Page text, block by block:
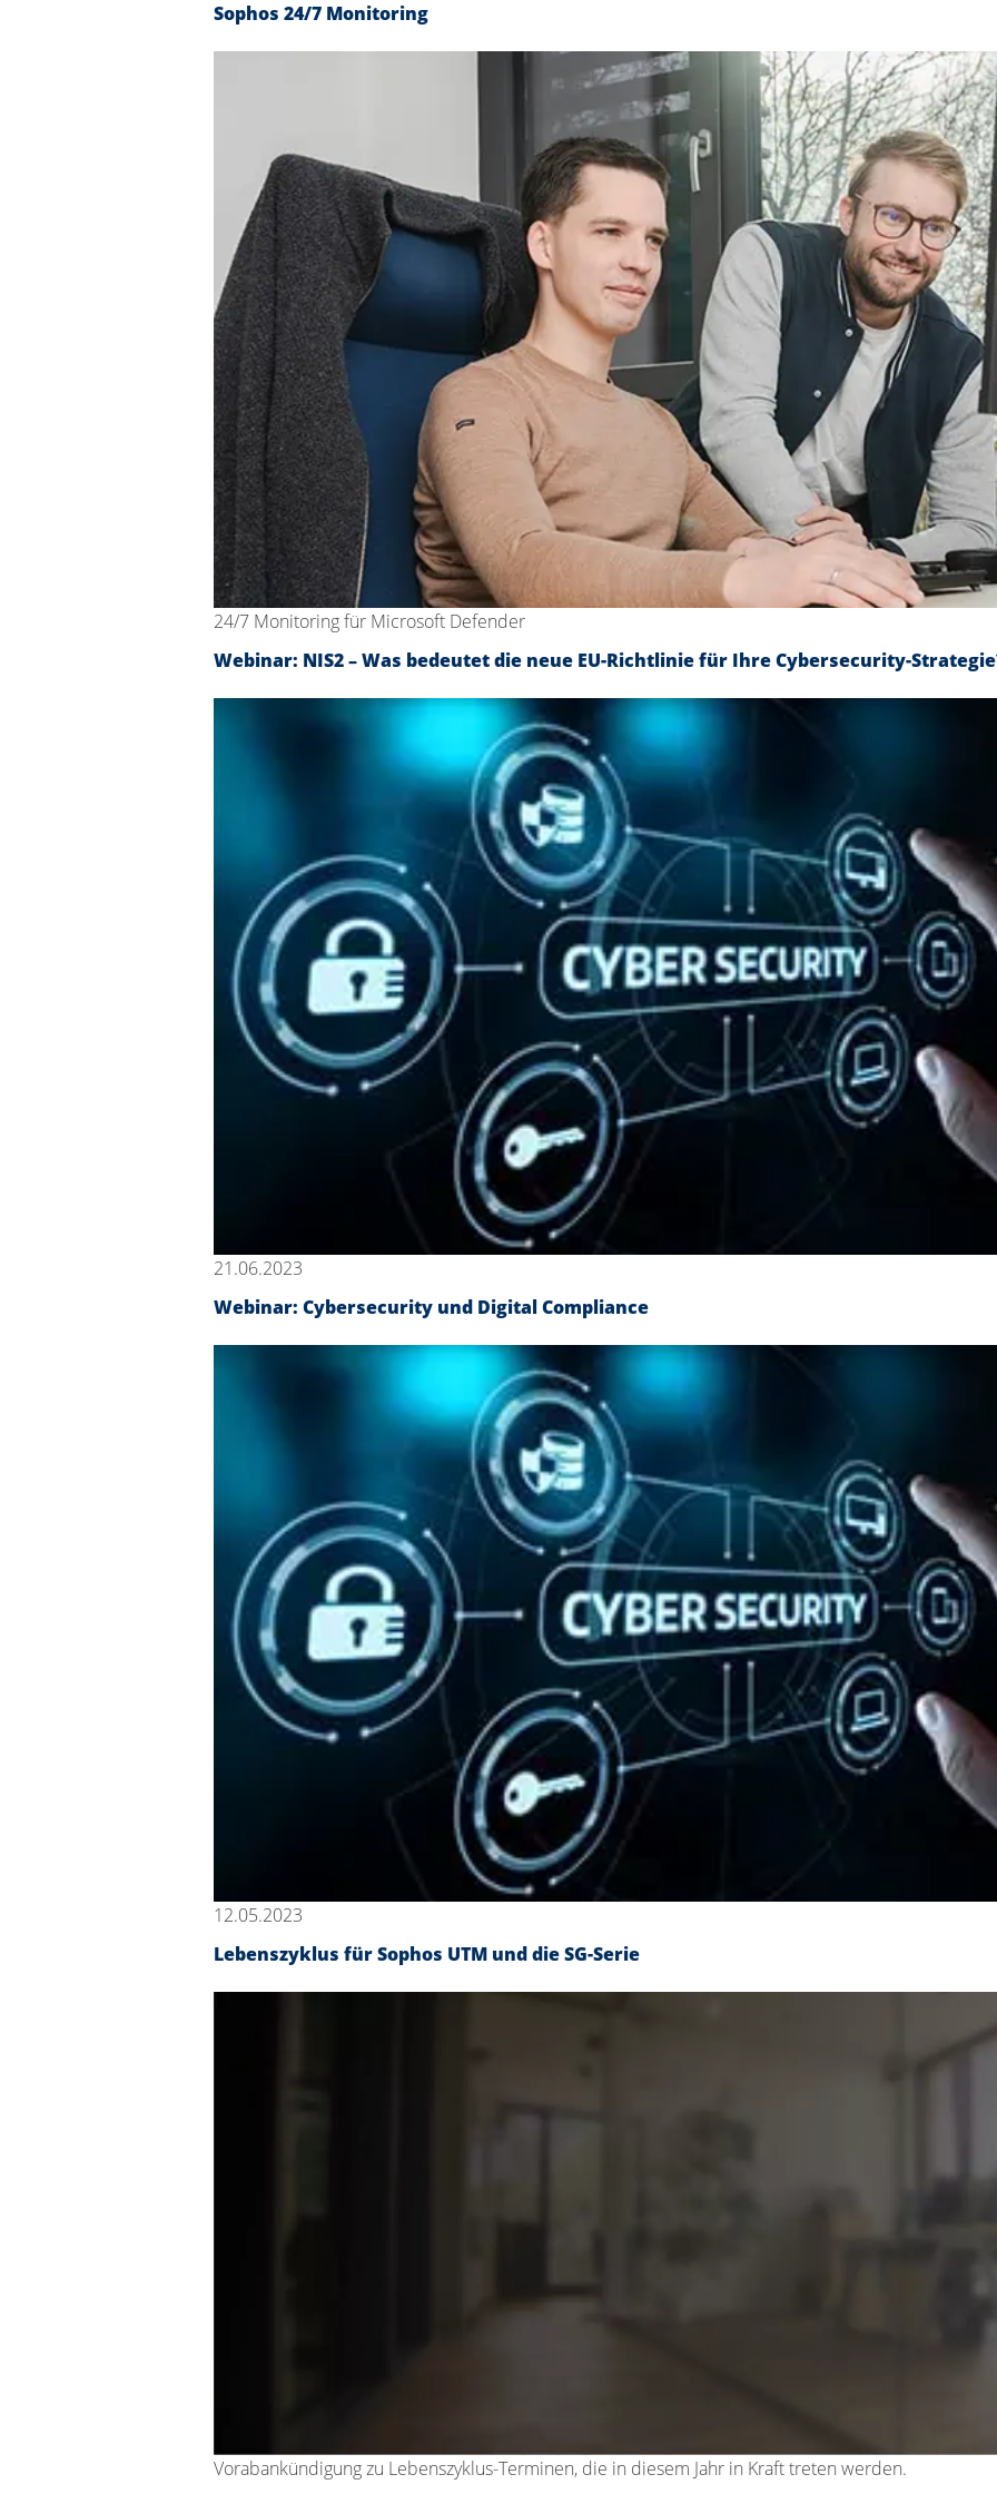
Sophos 24/7 Monitoring
24/7 Monitoring für Microsoft Defender
Webinar: NIS2 – Was bedeutet die neue EU-Richtlinie für Ihre Cybersecurity-
21.06.2023
Webinar: Cybersecurity und Digital Compliance
12.05.2023
Lebenszyklus für Sophos UTM und die SG-Serie
Vorabankündigung zu Lebenszyklus-Terminen, die in diesem Jahr in Kraft treten werden.